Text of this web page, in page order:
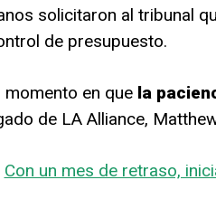
solicitaron al tribunal
de presupuesto.
momento en que la
de LA Alliance,
Con un mes de retraso,